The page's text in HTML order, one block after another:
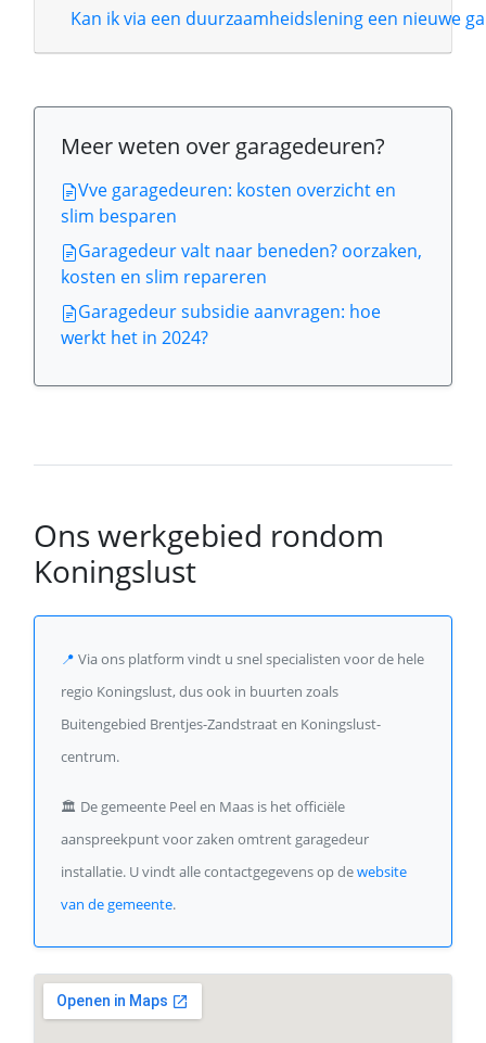
Kan ik via een duurzaamheidslening een nieuwe
Meer weten over garagedeuren?
Vve garagedeuren: kosten overzicht en
slim besparen
Garagedeur valt naar beneden? oorzaken,
kosten en slim repareren
Garagedeur subsidie aanvragen: hoe
werkt het in 2024?
Ons werkgebied rondom
Koningslust
📍 Via ons platform vindt u snel specialisten voor de hele
regio Koningslust, dus ook in buurten zoals
Buitengebied Brentjes-Zandstraat en Koningslust-
centrum.
🏛️ De gemeente Peel en Maas is het officiële
aanspreekpunt voor zaken omtrent garagedeur
installatie. U vindt alle contactgegevens op dewebsite
van de gemeente.